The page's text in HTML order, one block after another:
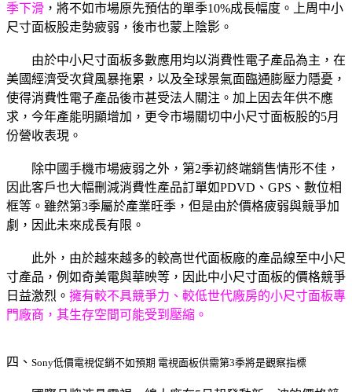
季下滑 ，將不如市場原先預估的單季10%成長幅度。上周中小
尺寸面板股走勢疲弱，後市也蒙上陰影。
由於中小尺寸面板多數應用均以消費性電子產品為主，在
美國經濟受次貸風暴拖累，以及全球景氣面臨通膨壓力隱憂，
使得消費性電子產品後市甚受法人關注。加上因去年供不應
求，今年產能明顯增加，更令市場關切中小尺寸面板股的5月
份營收表現。
除中國手機市場疲弱之外，第2季初終端銷售情形不佳，
因此客戶也大幅刪減消費性產品訂單如PDVD、GPS、數位相
框等。雖然第3季屬於產業旺季，但是由於價格疲弱與競爭加
劇，因此未來成長有限。
此外，由於越來越多的較高世代面板廠的產品線至中小尺
寸產品，例如奇美電與華映等，因此中小尺寸面板的價格競爭
日益激烈。 擁有較不具競爭力、較低世代廠房的小尺寸面板專
門廠商，其生存空間可能受到壓縮。
四、 Sony低價電視促銷不如預期 電視面板供需第3季將是觀察指標